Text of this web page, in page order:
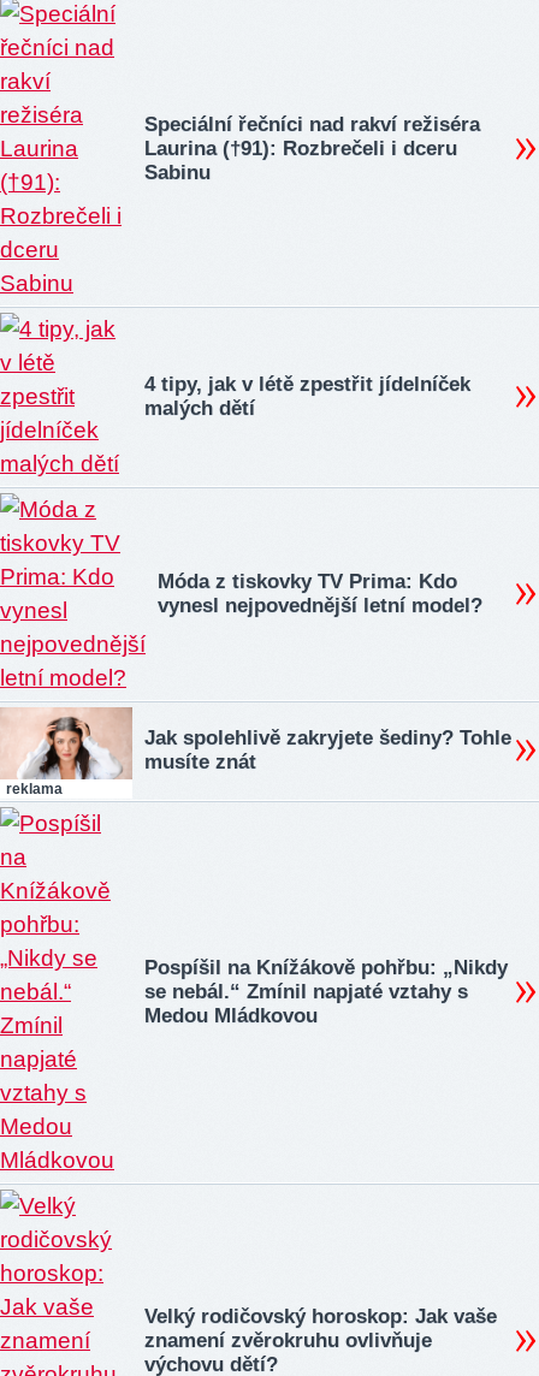
Speciální řečníci nad rakví režiséra
Laurina (†91): Rozbrečeli i dceru
Sabinu
4 tipy, jak v létě zpestřit jídelníček
malých dětí
Móda z tiskovky TV Prima: Kdo
vynesl nejpovednější letní model?
reklama
Jak spolehlivě zakryjete šediny? Tohle
musíte znát
Pospíšil na Knížákově pohřbu: „Nikdy
se nebál.“ Zmínil napjaté vztahy s
Medou Mládkovou
Velký rodičovský horoskop: Jak vaše
znamení zvěrokruhu ovlivňuje
výchovu dětí?